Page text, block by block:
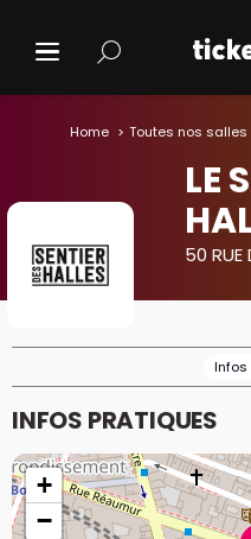
Home Toutes nos salles
LE
50 RUE
Infos
INFOS PRATIQUES
+
−